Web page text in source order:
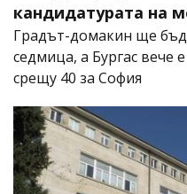
кандидатурата на
Градът-домакин ще
седмица, а Бургас вече
срещу 40 за София